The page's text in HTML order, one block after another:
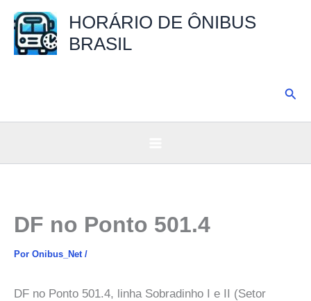
para
HORÁRIO DE ÔNIBUS
BRASIL
DF no Ponto 501.4
Por Onibus_Net /
DF no Ponto 501.4, linha Sobradinho I e II (Setor